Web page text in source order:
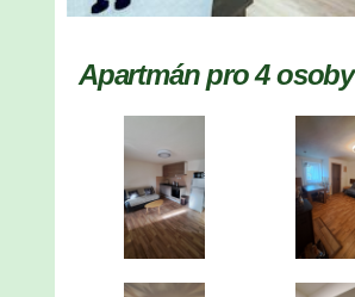
Apartmán pro 4 osoby